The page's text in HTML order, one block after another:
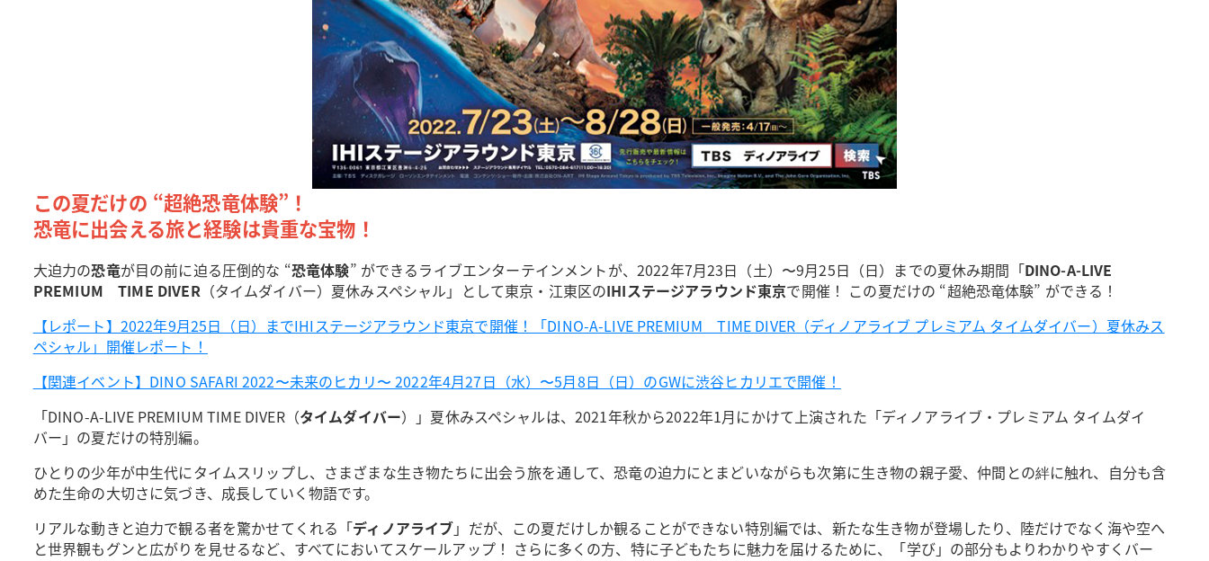
この夏だけの “超絶恐竜体験”！
恐竜に出会える旅と経験は貴重な宝物！
大迫力の恐竜が目の前に迫る圧倒的な “恐竜体験” ができるライブエンターテインメントが、2022年7月23日（土）〜9月25日（日）までの夏休み期間「DINO-A-LIVE
PREMIUM TIME DIVER（タイムダイバー）夏休みスペシャル」として東京・江東区のIHIステージアラウンド東京で開催！ この夏だけの “超絶恐竜体験” ができる！
【レポート】2022年9月25日（日）までIHIステージアラウンド東京で開催！「DINO-A-LIVE PREMIUM TIME DIVER（ディノアライブ プレミアム タイムダイバー）夏休みス
ペシャル」開催レポート！
【関連イベント】DINO SAFARI 2022〜未来のヒカリ〜 2022年4月27日（水）〜5月8日（日）のGWに渋谷ヒカリエで開催！
「DINO-A-LIVE PREMIUM TIME DIVER（タイムダイバー）」夏休みスペシャルは、2021年秋から2022年1月にかけて上演された「ディノアライブ・プレミアム タイムダイ
バー」の夏だけの特別編。
ひとりの少年が中生代にタイムスリップし、さまざまな生き物たちに出会う旅を通して、恐竜の迫力にとまどいながらも次第に生き物の親子愛、仲間との絆に触れ、自分も含
めた生命の大切さに気づき、成長していく物語です。
リアルな動きと迫力で観る者を驚かせてくれる「ディノアライブ」だが、この夏だけしか観ることができない特別編では、新たな生き物が登場したり、陸だけでなく海や空へ
と世界観もグンと広がりを見せるなど、すべてにおいてスケールアップ！ さらに多くの方、特に子どもたちに魅力を届けるために、「学び」の部分もよりわかりやすくバー